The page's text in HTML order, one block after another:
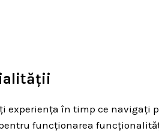
experiența în timp ce navigați
funcționarea